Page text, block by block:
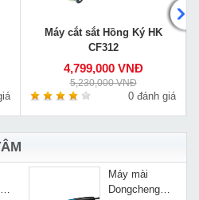
Máy cắt sắt Hồng Ký HK
CF312
4,799,000 VNĐ
5,230,000 VNĐ
0 đánh giá
Máy mài
Dongcheng